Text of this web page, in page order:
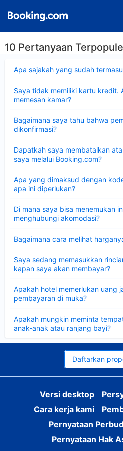
10 Pertanyaan
Apa sajakah yang sudah
Saya tidak memiliki kartu kredit.
memesan kamar?
Bagaimana saya tahu bahwa
dikonfirmasi?
Dapatkah saya membatalkan
saya melalui Booking.com?
Apa yang dimaksud dengan
apa ini diperlukan?
Di mana saya bisa menemukan
menghubungi akomodasi?
Bagaimana cara melihat
Saya sedang memasukkan
kapan saya akan membayar?
Apakah hotel memerlukan uang
pembayaran di muka?
Apakah mungkin meminta
anak-anak atau ranjang bayi?
Daftarkan
Versi desktop
Cara kerja kami
Pernyataan
Pernyataan Hak